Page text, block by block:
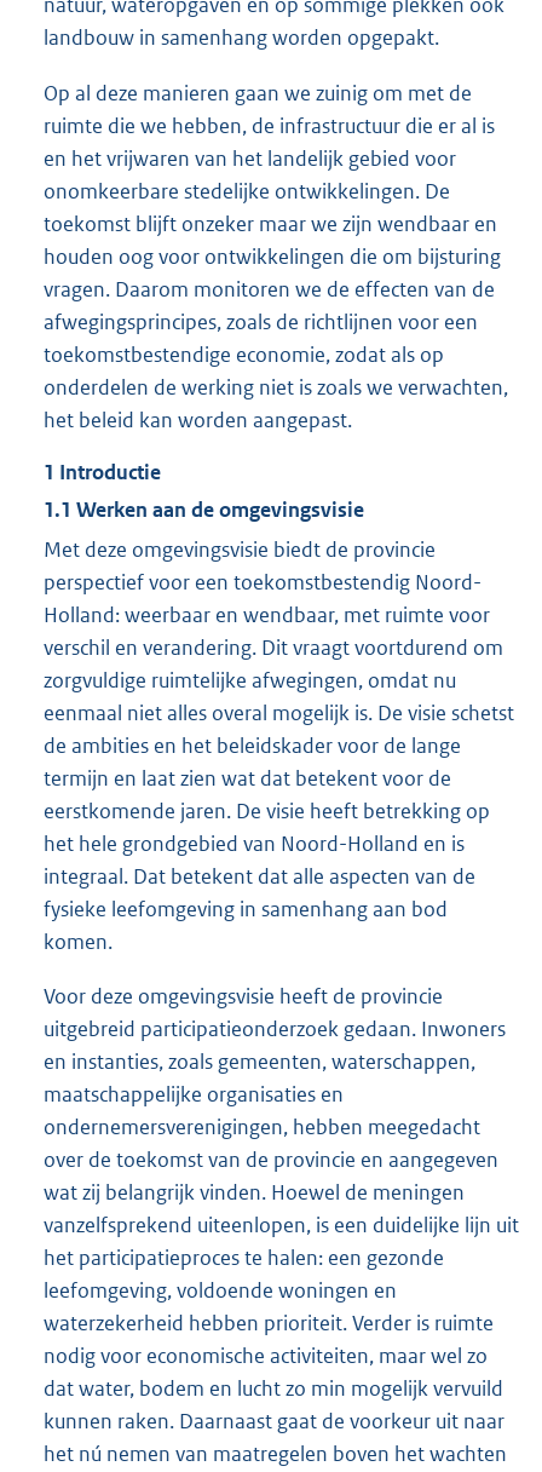
natuur, wateropgaven en op sommige plekken ook
landbouw in samenhang worden opgepakt.
Op al deze manieren gaan we zuinig om met de
ruimte die we hebben, de infrastructuur die er al is
en het vrijwaren van het landelijk gebied voor
onomkeerbare stedelijke ontwikkelingen. De
toekomst blijft onzeker maar we zijn wendbaar en
houden oog voor ontwikkelingen die om bijsturing
vragen. Daarom monitoren we de effecten van de
afwegingsprincipes, zoals de richtlijnen voor een
toekomstbestendige economie, zodat als op
onderdelen de werking niet is zoals we verwachten,
het beleid kan worden aangepast.
1 Introductie
1.1 Werken aan de omgevingsvisie
Met deze omgevingsvisie biedt de provincie
perspectief voor een toekomstbestendig Noord-
Holland: weerbaar en wendbaar, met ruimte voor
verschil en verandering. Dit vraagt voortdurend om
zorgvuldige ruimtelijke afwegingen, omdat nu
eenmaal niet alles overal mogelijk is. De visie schetst
de ambities en het beleidskader voor de lange
termijn en laat zien wat dat betekent voor de
eerstkomende jaren. De visie heeft betrekking op
het hele grondgebied van Noord-Holland en is
integraal. Dat betekent dat alle aspecten van de
fysieke leefomgeving in samenhang aan bod
komen.
Voor deze omgevingsvisie heeft de provincie
uitgebreid participatieonderzoek gedaan. Inwoners
en instanties, zoals gemeenten, waterschappen,
maatschappelijke organisaties en
ondernemersverenigingen, hebben meegedacht
over de toekomst van de provincie en aangegeven
wat zij belangrijk vinden. Hoewel de meningen
vanzelfsprekend uiteenlopen, is een duidelijke lijn uit
het participatieproces te halen: een gezonde
leefomgeving, voldoende woningen en
waterzekerheid hebben prioriteit. Verder is ruimte
nodig voor economische activiteiten, maar wel zo
dat water, bodem en lucht zo min mogelijk vervuild
kunnen raken. Daarnaast gaat de voorkeur uit naar
het nú nemen van maatregelen boven het wachten